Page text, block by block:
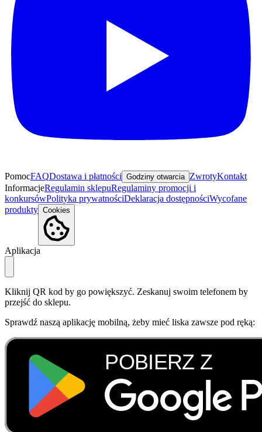
PomocFAQDostawa i płatności Godziny otwarcia ZwrotyKontakt
InformacjeRegulamin sklepuRegulaminy promocji i
konkursówPolityka prywatnościDeklaracja dostępnościWycofane
produkty Cookies
Aplikacja
Kliknij QR kod by go powiększyć. Zeskanuj swoim telefonem by
przejść do sklepu.
Sprawdź naszą aplikację mobilną, żeby mieć liska zawsze pod ręką: